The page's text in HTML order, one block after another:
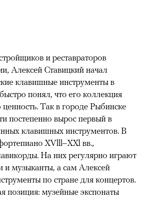
и реставраторов
Алексей Ставицкий начал
клавишные инструменты в
понял, что его коллекция
Так в городе Рыбинске
постепенно вырос первый в
клавишных инструментов. В
XVlll–XXl вв.,
На них регулярно играют
и музыканты, а сам Алексей
по стране для концертов.
позиция: музейные экспонаты